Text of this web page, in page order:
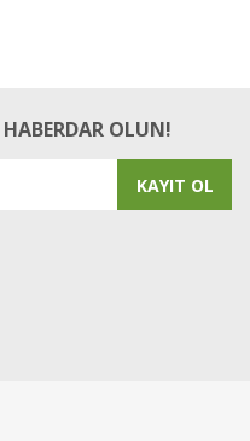
OLUN!
KAYIT OL